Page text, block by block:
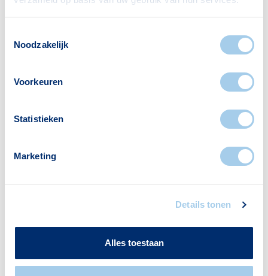
Noodzakelijk
Voorkeuren
Statistieken
Marketing
Details tonen
Alles toestaan
Nieuws
De visie van Hypotheek Visie: de
verplichte